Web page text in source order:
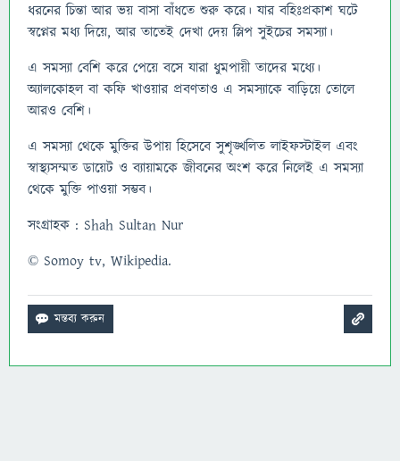
ধরনের চিন্তা আর ভয় বাসা বাঁধতে শুরু করে। যার বহিঃপ্রকাশ ঘটে
স্বপ্নের মধ্য দিয়ে, আর তাতেই দেখা দেয় স্লিপ সুইচের সমস্যা।
এ সমস্যা বেশি করে পেয়ে বসে যারা ধুমপায়ী তাদের মধ্যে।
অ্যালকোহল বা কফি খাওয়ার প্রবণতাও এ সমস্যাকে বাড়িয়ে তোলে
আরও বেশি।
এ সমস্যা থেকে মুক্তির উপায় হিসেবে সুশৃঙ্খলিত লাইফস্টাইল এবং
স্বাস্থ্যসম্মত ডায়েট ও ব্যায়ামকে জীবনের অংশ করে নিলেই এ সমস্যা
থেকে মুক্তি পাওয়া সম্ভব।
সংগ্রাহক : Shah Sultan Nur
© Somoy tv, Wikipedia.